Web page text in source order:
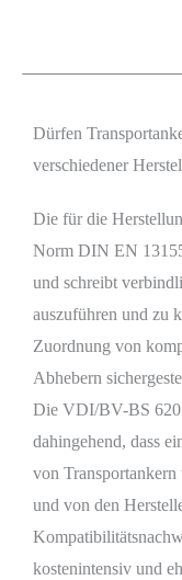
Dürfen
verschiedener
Die für die
Norm DIN EN
und schreibt
auszuführen und zu
Zuordnung von
Abhebern
Die VDI/BV-BS
dahingehend, dass
von Transportankern
und von den
kostenintensiv und